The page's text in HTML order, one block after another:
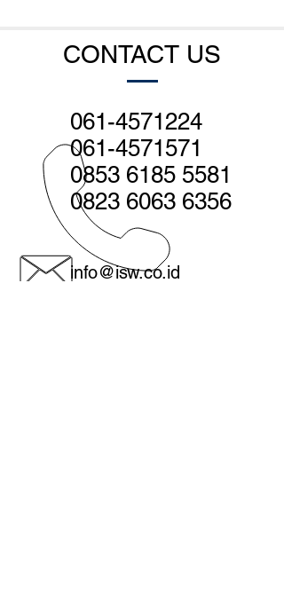
CONTACT US
061-4571224
061-4571571
0853 6185 5581
0823 6063 6356
info@isw.co.id